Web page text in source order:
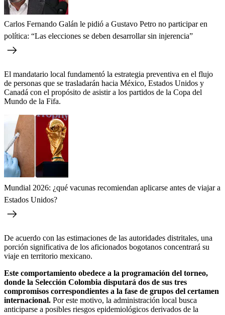
Carlos Fernando Galán le pidió a Gustavo Petro no participar en
política: “Las elecciones se deben desarrollar sin injerencia”
El mandatario local fundamentó la estrategia preventiva en el flujo
de personas que se trasladarán hacia México, Estados Unidos y
Canadá con el propósito de asistir a los partidos de la Copa del
Mundo de la Fifa.
Mundial 2026: ¿qué vacunas recomiendan aplicarse antes de viajar a
Estados Unidos?
De acuerdo con las estimaciones de las autoridades distritales, una
porción significativa de los aficionados bogotanos concentrará su
viaje en territorio mexicano.
Este comportamiento obedece a la programación del torneo,
donde la Selección Colombia disputará dos de sus tres
compromisos correspondientes a la fase de grupos del certamen
internacional. Por este motivo, la administración local busca
anticiparse a posibles riesgos epidemiológicos derivados de la